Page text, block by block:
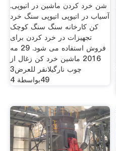
شن خرد کردن ماشین در اتیوپی.
آسیاب در اتیوپی اتیوپی سنگ خرد
کن کارخانه سنگ سنگ کوچک
تجهیزات در خرد کردن برای
فروش استفاده می شود. 29 مه
2016 ماشین خرد کن زغال از
چوب نارگیلانقر للعرض3
49بواسطة 4